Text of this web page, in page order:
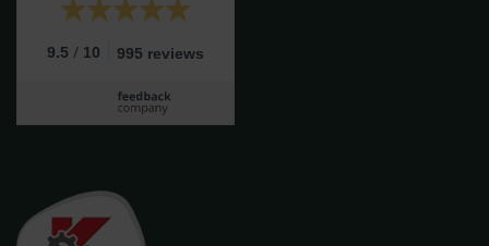
9.5 / 10 995 reviews